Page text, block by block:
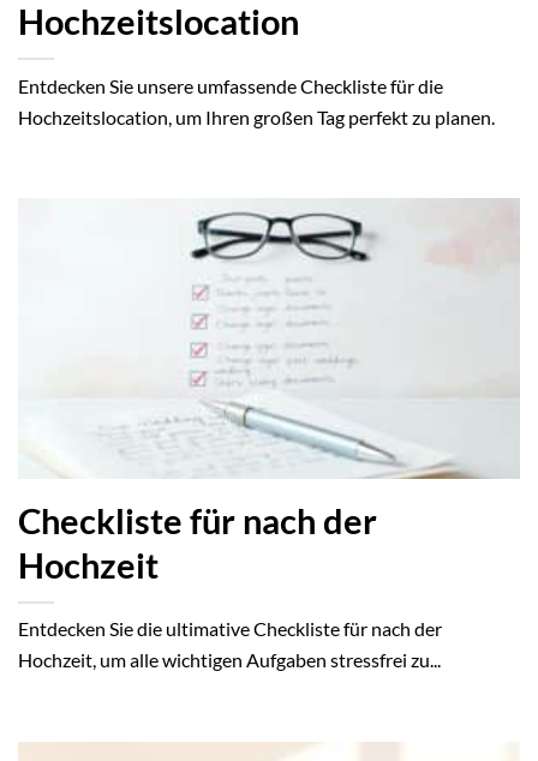
Hochzeitslocation
Entdecken Sie unsere umfassende Checkliste für die
Hochzeitslocation, um Ihren großen Tag perfekt zu planen.
Checkliste für nach der
Hochzeit
Entdecken Sie die ultimative Checkliste für nach der
Hochzeit, um alle wichtigen Aufgaben stressfrei zu...